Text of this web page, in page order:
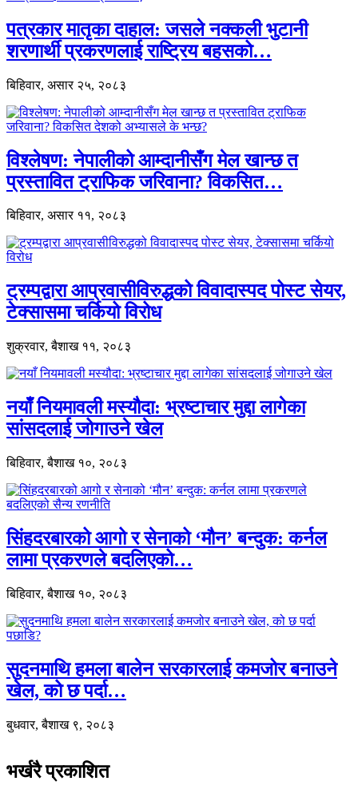
पत्रकार मातृका दाहाल: जसले नक्कली भुटानी
शरणार्थी प्रकरणलाई राष्ट्रिय बहसको…
बिहिवार, असार २५, २०८३
विश्लेषण: नेपालीको आम्दानीसँग मेल खान्छ त
प्रस्तावित ट्राफिक जरिवाना? विकसित…
बिहिवार, असार ११, २०८३
ट्रम्पद्वारा आप्रवासीविरुद्धको विवादास्पद पोस्ट सेयर,
टेक्सासमा चर्कियो विरोध
शुक्रवार, बैशाख ११, २०८३
नयाँ नियमावली मस्यौदा: भ्रष्टाचार मुद्दा लागेका
सांसदलाई जोगाउने खेल
बिहिवार, बैशाख १०, २०८३
सिंहदरबारको आगो र सेनाको ‘मौन’ बन्दुक: कर्नल
लामा प्रकरणले बदलिएको…
बिहिवार, बैशाख १०, २०८३
सुदनमाथि हमला बालेन सरकारलाई कमजोर बनाउने
खेल, को छ पर्दा…
बुधवार, बैशाख ९, २०८३
भर्खरै प्रकाशित